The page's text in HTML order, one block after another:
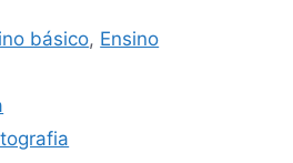
básico, Ensino